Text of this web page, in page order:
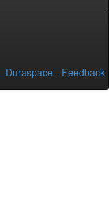
Duraspace - Feedback